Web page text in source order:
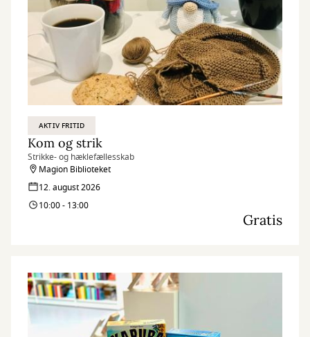
AKTIV FRITID
Kom og strik
Strikke- og hæklefællesskab
Magion Biblioteket
12. august 2026
10:00 - 13:00
Gratis